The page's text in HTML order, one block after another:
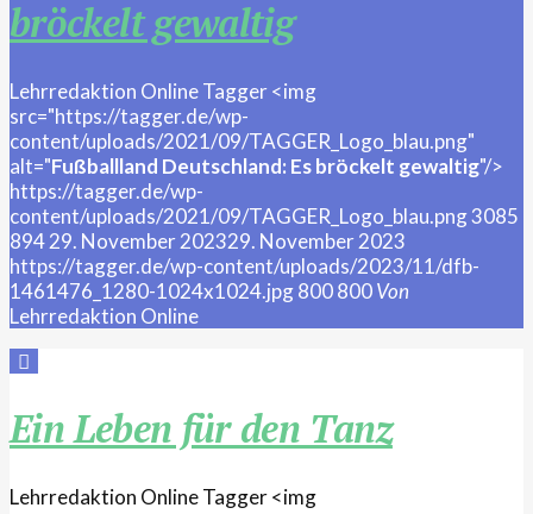
bröckelt gewaltig
Lehrredaktion OnlineTagger<img
src="https://tagger.de/wp-
content/uploads/2021/09/TAGGER_Logo_blau.png"
alt="Fußballland Deutschland: Es bröckelt gewaltig"/>
https://tagger.de/wp-
content/uploads/2021/09/TAGGER_Logo_blau.png3085
89429. November 202329. November 2023
https://tagger.de/wp-content/uploads/2023/11/dfb-
1461476_1280-1024x1024.jpg800800Von
Lehrredaktion Online
Ein Leben für den Tanz
Lehrredaktion OnlineTagger<img